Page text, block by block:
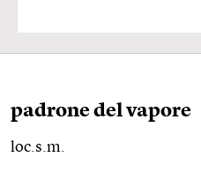
padrone del vapore
loc.s.m.